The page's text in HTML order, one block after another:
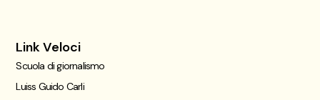
Link Veloci
Scuola di giornalismo
Luiss Guido Carli